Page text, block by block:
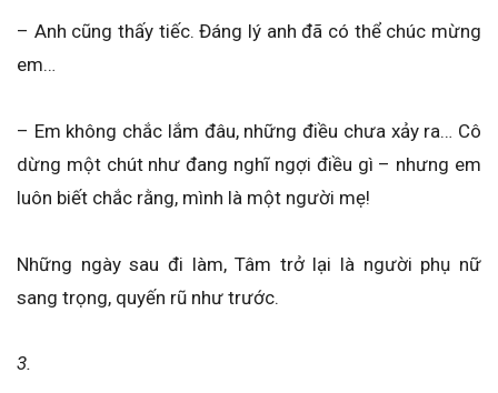
– Anh cũng thấy tiếc. Đáng lý anh đã có thể chúc mừng
em…
– Em không chắc lắm đâu, những điều chưa xảy ra… Cô
dừng một chút như đang nghĩ ngợi điều gì – nhưng em
luôn biết chắc rằng, mình là một người mẹ!
Những ngày sau đi làm, Tâm trở lại là người phụ nữ
sang trọng, quyến rũ như trước.
3.